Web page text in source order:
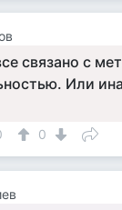
связано с
Или
0